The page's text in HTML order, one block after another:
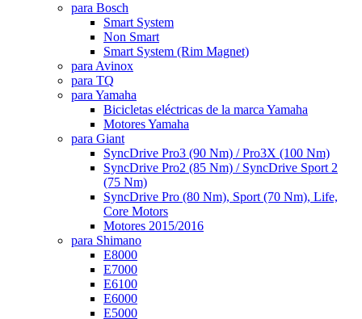
para Bosch
Smart System
Non Smart
Smart System (Rim Magnet)
para Avinox
para TQ
para Yamaha
Bicicletas eléctricas de la marca Yamaha
Motores Yamaha
para Giant
SyncDrive Pro3 (90 Nm) / Pro3X (100 Nm)
SyncDrive Pro2 (85 Nm) / SyncDrive Sport 2
(75 Nm)
SyncDrive Pro (80 Nm), Sport (70 Nm), Life,
Core Motors
Motores 2015/2016
para Shimano
E8000
E7000
E6100
E6000
E5000